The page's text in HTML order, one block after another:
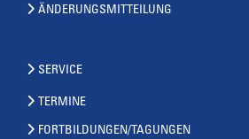
ÄNDERUNGSMITTEILUNG
SERVICE
TERMINE
FORTBILDUNGEN/TAGUNGEN